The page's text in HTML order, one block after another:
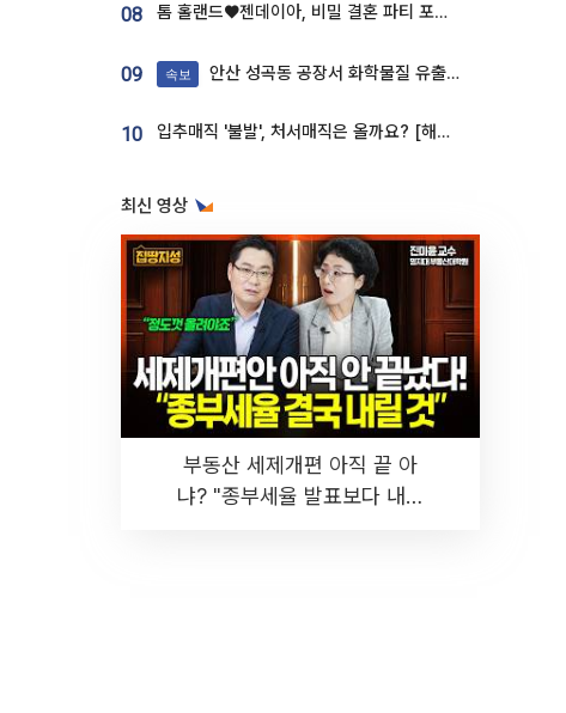
08 톰 홀랜드♥젠데이아, 비밀 결혼 파티 포착⋯호텔 대관비만 9억
09 속보 안산 성곡동 공장서 화학물질 유출 사고 발생
10 입추매직 '불발', 처서매직은 올까요? [해시태그]
최신 영상
부동산 세제개편 아직 끝 아
냐? "종부세율 발표보다 내릴